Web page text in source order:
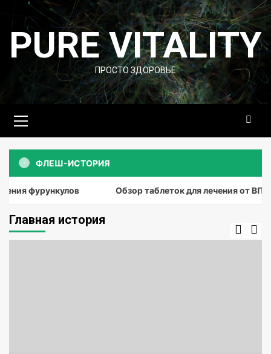
Перейти
содержимому
PURE VITALITY
ПРОСТО ЗДОРОВЬЕ
меню
ФЛЕШ-ИСТОРИЯ
фурункулов Обзор таблеток для лечения от ВПЧ
Главная история